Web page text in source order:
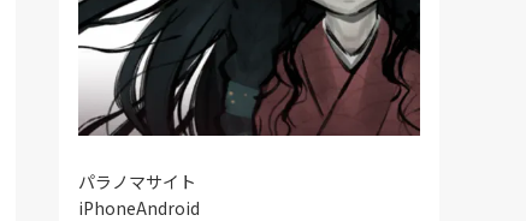
パラノマサイト
iPhoneAndroid